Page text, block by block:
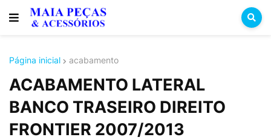
Página inicial acabamento
ACABAMENTO LATERAL
BANCO TRASEIRO DIREITO
FRONTIER 2007/2013